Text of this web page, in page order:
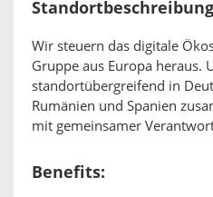
Standortbeschreibung
Wir steuern das digitale
Gruppe aus Europa heraus.
standortübergreifend in
Rumänien und Spanien
mit gemeinsamer
Benefits: